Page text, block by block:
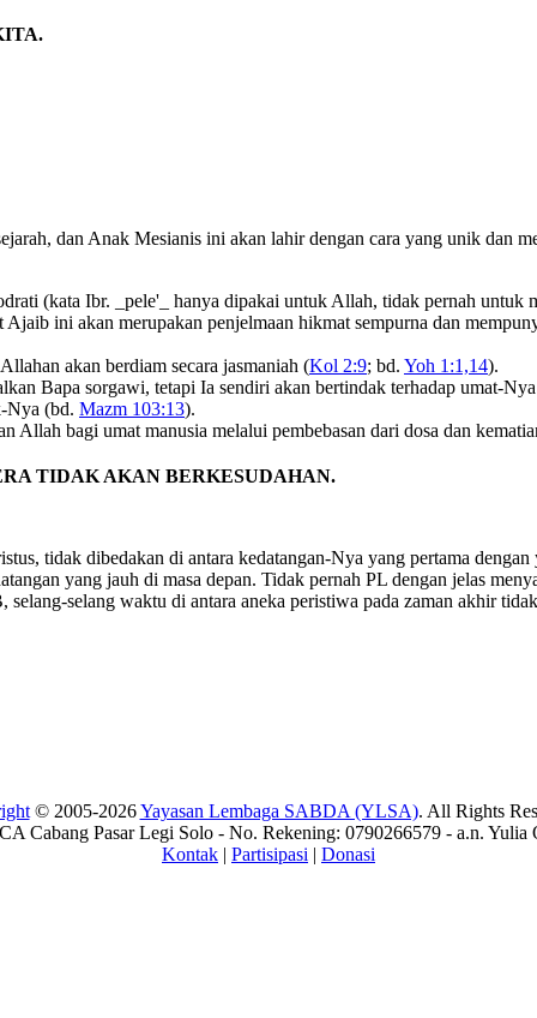
dan Anak Mesianis ini akan lahir dengan cara yang unik dan
(kata Ibr. _pele'_ hanya dipakai untuk Allah, tidak pernah untuk
ini akan merupakan penjelmaan hikmat sempurna dan
akan berdiam secara jasmaniah (Kol 2:9; bd. Yoh 1:1,14).
Bapa sorgawi, tetapi Ia sendiri akan bertindak terhadap umat-
Nya (bd. Mazm 103:13).
Allah bagi umat manusia melalui pembebasan dari dosa dan
TIDAK AKAN BERKESUDAHAN.
tidak dibedakan di antara kedatangan-Nya yang pertama
yang jauh di masa depan. Tidak pernah PL dengan jelas
selang waktu di antara aneka peristiwa pada zaman akhir
© 2005-2026Yayasan Lembaga SABDA (YLSA). All Rights
Cabang Pasar Legi Solo - No. Rekening: 0790266579 - a.n. Yulia
Kontak | Partisipasi | Donasi